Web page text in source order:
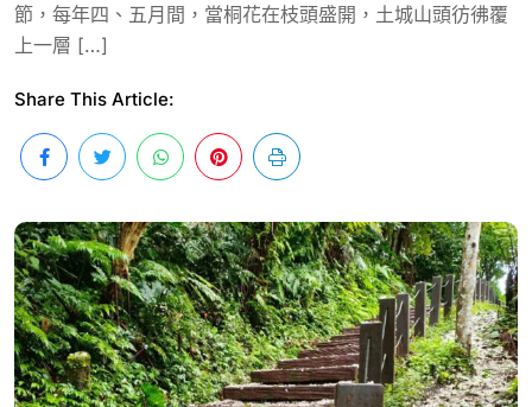
節，每年四、五月間，當桐花在枝頭盛開，土城山頭彷彿覆
上一層 […]
Share This Article: